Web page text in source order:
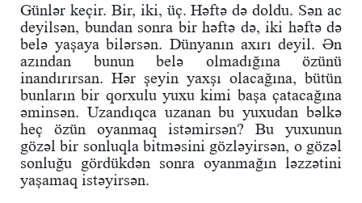
Günlər keçir. Bir, iki, üç. Həftə də doldu. Sən ac
deyilsən, bundan sonra bir həftə də, iki həftə də
belə yaşaya bilərsən. Dünyanın axırı deyil. Ən
azından bunun belə olmadığına özünü
inandırırsan. Hər şeyin yaxşı olacağına, bütün
bunların bir qorxulu yuxu kimi başa çatacağına
əminsən. Uzandıqca uzanan bu yuxudan bəlkə
heç özün oyanmaq istəmirsən? Bu yuxunun
gözəl bir sonluqla bitməsini gözləyirsən, o gözəl
sonluğu gördükdən sonra oyanmağın ləzzətini
yaşamaq istəyirsən.